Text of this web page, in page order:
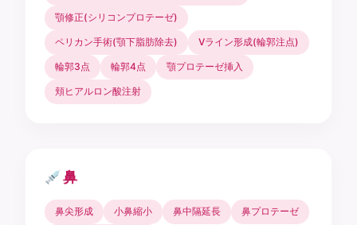
顎修正(シリコンプロテーゼ)
ペリカン手術(顎下脂肪除去) Vライン形成(輪郭注点)
輪郭3点 輪郭4点 顎プロテーゼ挿入
頬ヒアルロン酸注射
鼻
鼻尖形成 小鼻縮小 鼻中隔延長 鼻プロテーゼ